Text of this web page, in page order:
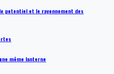
potentiel et le rayonnement des
même lanterne